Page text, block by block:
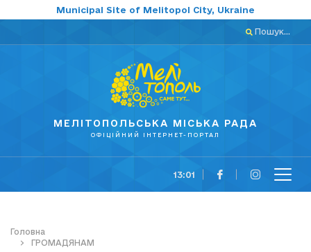
Municipal Site of Melitopol City, Ukraine
Пошук...
МЕЛІТОПОЛЬСЬКА МІСЬКА РАДА
ОФІЦІЙНИЙ ІНТЕРНЕТ-ПОРТАЛ
13:01
Головна
ГРОМАДЯНАМ